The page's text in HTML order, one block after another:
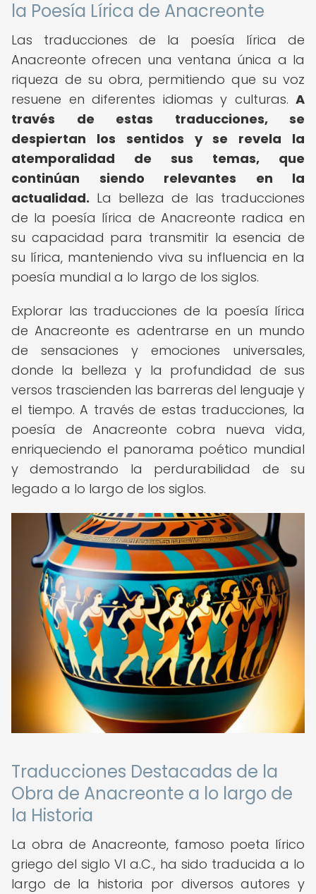
la Poesía Lírica de Anacreonte
Las traducciones de la poesía lírica de
Anacreonte ofrecen una ventana única a la
riqueza de su obra, permitiendo que su voz
resuene en diferentes idiomas y culturas. A
través de estas traducciones, se
despiertan los sentidos y se revela la
atemporalidad de sus temas, que
continúan siendo relevantes en la
actualidad. La belleza de las traducciones
de la poesía lírica de Anacreonte radica en
su capacidad para transmitir la esencia de
su lírica, manteniendo viva su influencia en la
poesía mundial a lo largo de los siglos.
Explorar las traducciones de la poesía lírica
de Anacreonte es adentrarse en un mundo
de sensaciones y emociones universales,
donde la belleza y la profundidad de sus
versos trascienden las barreras del lenguaje y
el tiempo. A través de estas traducciones, la
poesía de Anacreonte cobra nueva vida,
enriqueciendo el panorama poético mundial
y demostrando la perdurabilidad de su
legado a lo largo de los siglos.
Traducciones Destacadas de la
Obra de Anacreonte a lo largo de
la Historia
La obra de Anacreonte, famoso poeta lírico
griego del siglo VI a.C., ha sido traducida a lo
largo de la historia por diversos autores y